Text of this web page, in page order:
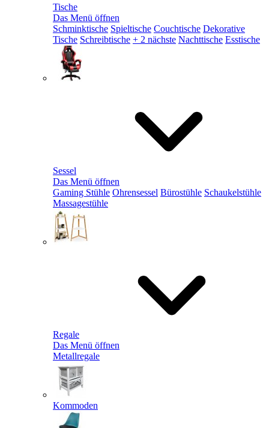
Tische
Das Menü öffnen
Schminktische Spieltische Couchtische Dekorative
Tische Schreibtische + 2 nächste Nachttische Esstische
Sessel
Das Menü öffnen
Gaming Stühle Ohrensessel Bürostühle Schaukelstühle
Massagestühle
Regale
Das Menü öffnen
Metallregale
Kommoden